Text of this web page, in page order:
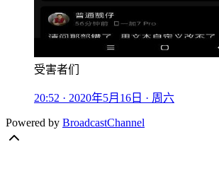
受害者们
20:52 · 2020年5月16日 · 周六
Powered by BroadcastChannel